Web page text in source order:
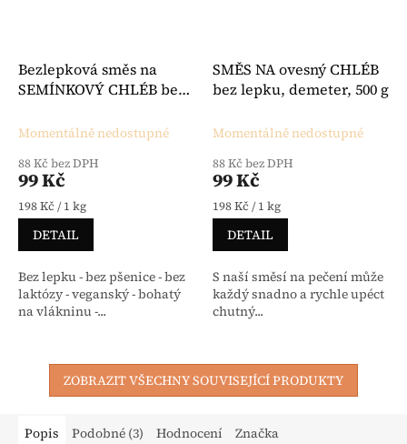
Bezlepková směs na
SEMÍNKOVÝ CHLÉB bez
Hammermühle
Momentálně nedostupné
88 Kč bez DPH
99 Kč
Měrná cena:
198 Kč / 1 kg
DETAIL
Bez lepku - bez pšenice - bez
laktózy - veganský - bohatý
na vlákninu -...
SMĚS NA ovesný CHLÉB
bez lepku, demeter, 500 g
Momentálně nedostupné
88 Kč bez DPH
99 Kč
Měrná cena:
198 Kč / 1 kg
DETAIL
S naší směsí na pečení může
každý snadno a rychle upéct
chutný...
ZOBRAZIT VŠECHNY SOUVISEJÍCÍ PRODUKTY
Popis Podobné (3) Hodnocení Značka